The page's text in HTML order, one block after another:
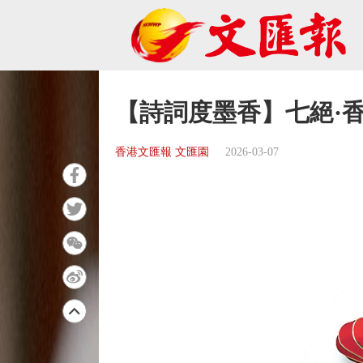
【詩詞度墨香】七絕·
香港文匯報 文匯園 2026-03-07